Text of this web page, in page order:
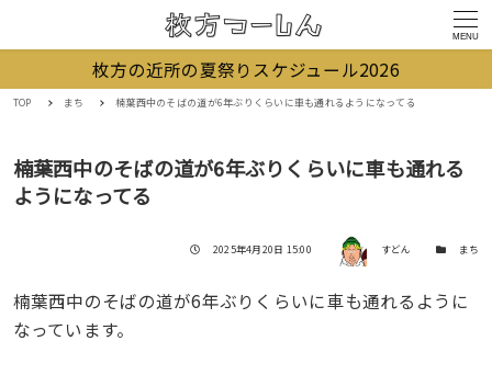
MENU
枚方の近所の夏祭りスケジュール2026
TOP まち 楠葉西中のそばの道が6年ぶりくらいに車も通れるようになってる
楠葉西中のそばの道が6年ぶりくらいに車も通れる
ようになってる
投稿日
2025年4月20日 15:00 著者 すどん カテゴリー
まち
楠葉西中のそばの道が6年ぶりくらいに車も通れるように
なっています。